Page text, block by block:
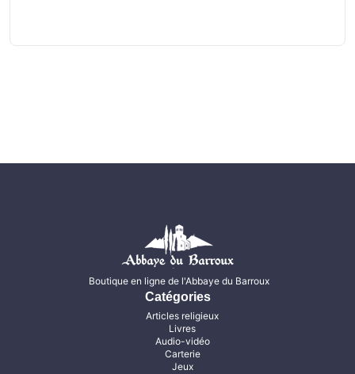
Boutique en ligne de l'Abbaye du Barroux
Catégories
Articles religieux
Livres
Audio-vidéo
Carterie
Jeux